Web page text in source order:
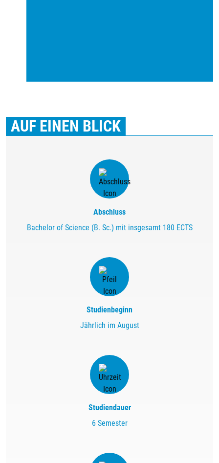
AUF EINEN BLICK
Abschluss
Bachelor of Science (B. Sc.) mit insgesamt 180 ECTS
Studienbeginn
Jährlich im August
Studiendauer
6 Semester